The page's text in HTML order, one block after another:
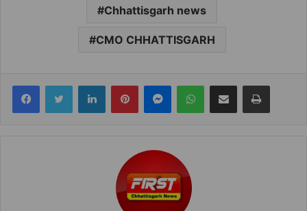
Chhattisgarh news
CMO CHHATTISGARH
FacebookTwitter LinkedInPinterestMessengerWhatsAppShare via Email Print